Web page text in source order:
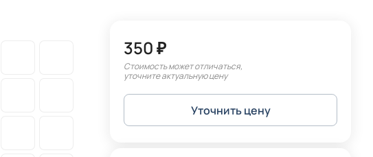
350 ₽
Стоимость может отличаться,
уточните актуальную цену
Уточнить цену